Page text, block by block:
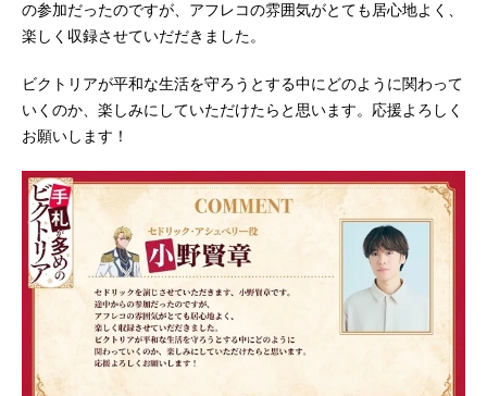
の参加だったのですが、アフレコの雰囲気がとても居心地よく、
楽しく収録させていだだきました。
ビクトリアが平和な生活を守ろうとする中にどのように関わって
いくのか、楽しみにしていただけたらと思います。応援よろしく
お願いします！